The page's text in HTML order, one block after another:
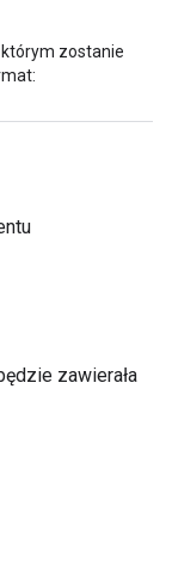
zostanie
zawierała